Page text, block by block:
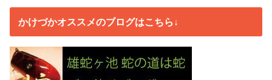
かけづかオススメのブログはこちら↓